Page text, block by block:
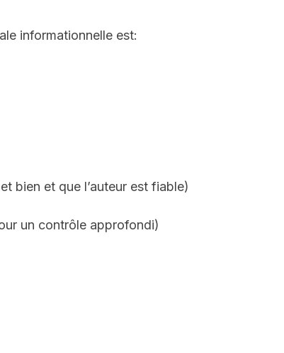
informationnelle est:
bien et que l’auteur est fiable)
un contrôle approfondi)